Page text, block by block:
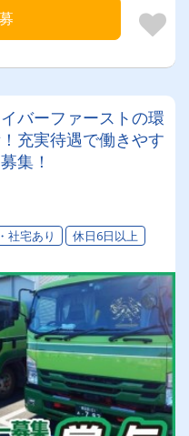
バーファーストの環
充実待遇で働きやす
集！
社宅あり 休日6日以上